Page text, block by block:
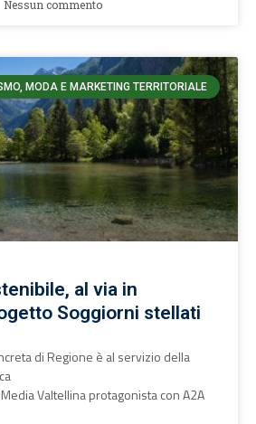
Nessun commento
MODA E MARKETING TERRITORIALE
al via in
Soggiorni stellati
di Regione è al servizio della
Valtellina protagonista con A2A